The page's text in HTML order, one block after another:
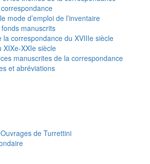
mode d’emploi de l’inventaire
manuscrits
la correspondance du XVIIIe siècle
XIXe-XXIe siècle
manuscrites de la correspondance
et abréviations
de Turrettini